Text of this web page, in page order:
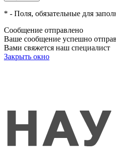
* - Поля, обязательные для
Сообщение отправлено
Ваше сообщение успешно
Вами свяжется наш специалист
Закрыть окно